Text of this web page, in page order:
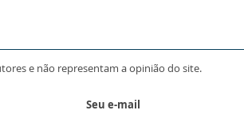
e não representam a opinião do site.
Seu e-mail